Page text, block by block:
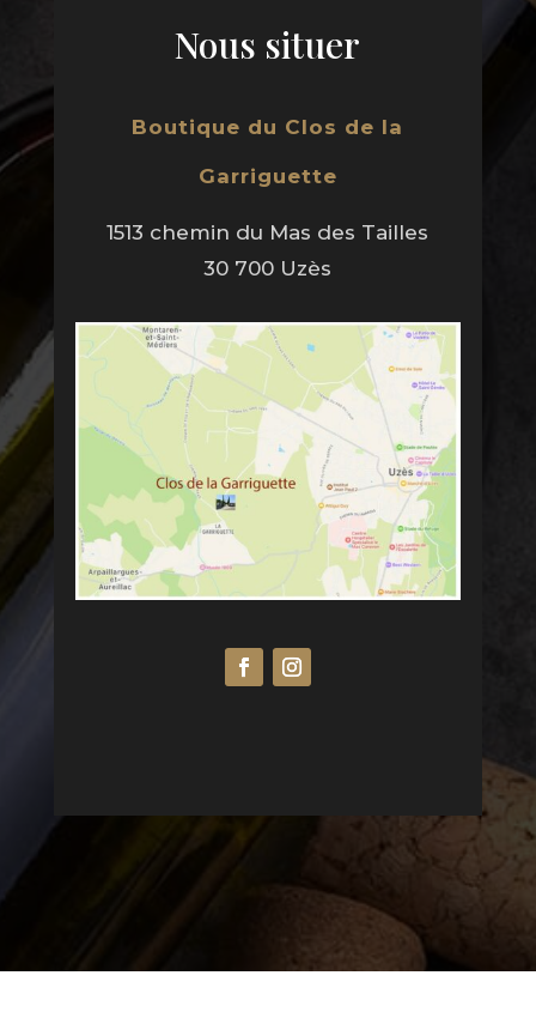
Nous situer
Boutique du Clos de la
Garriguette
1513 chemin du Mas des Tailles
30 700 Uzès